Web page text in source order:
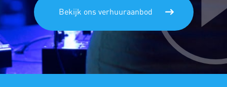
Bekijk ons verhuuraanbod